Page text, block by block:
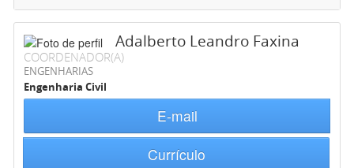
Adalberto Leandro Faxina
COORDENADOR(A)
ENGENHARIAS
Engenharia Civil
E-mail
Currículo